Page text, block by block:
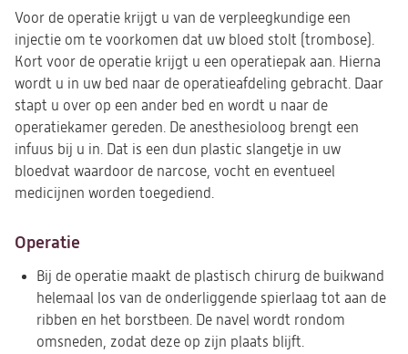
Voor de operatie krijgt u van de verpleegkundige een
injectie om te voorkomen dat uw bloed stolt (trombose).
Kort voor de operatie krijgt u een operatiepak aan. Hierna
wordt u in uw bed naar de operatieafdeling gebracht. Daar
stapt u over op een ander bed en wordt u naar de
operatiekamer gereden. De anesthesioloog brengt een
infuus bij u in. Dat is een dun plastic slangetje in uw
bloedvat waardoor de narcose, vocht en eventueel
medicijnen worden toegediend.
Operatie
Bij de operatie maakt de plastisch chirurg de buikwand
helemaal los van de onderliggende spierlaag tot aan de
ribben en het borstbeen. De navel wordt rondom
omsneden, zodat deze op zijn plaats blijft.